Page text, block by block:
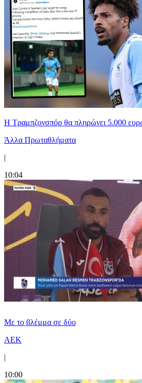
Η Τραμπζονσπόρ θα πληρώνει 5.000
Άλλα Πρωταθλήματα
|
10:04
Με το βλέμμα σε δύο
ΑΕΚ
|
10:00